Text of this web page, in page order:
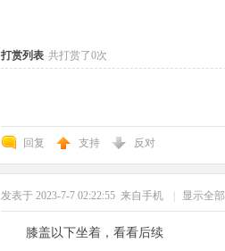
打赏列表 共打赏了0次
回复 支持 反对
发表于 2023-7-7 02:22:55 来自手机 显示全
膝盖以下坐着，看看后续